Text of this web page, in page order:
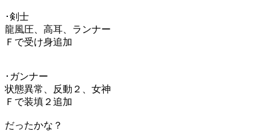
･剣士
龍風圧、高耳、ランナー
Ｆで受け身追加
･ガンナー
状態異常、反動２、女神
Ｆで装填２追加
だったかな？